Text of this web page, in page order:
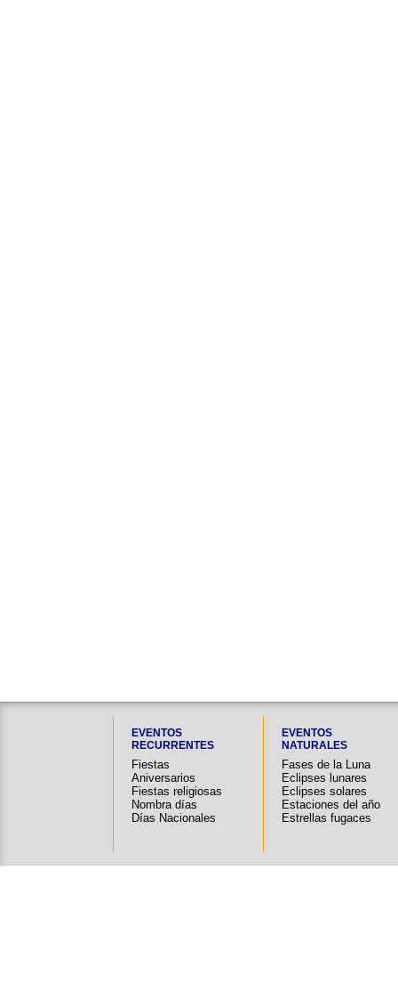
EVENTOS
RECURRENTES
Fiestas
Aniversarios
Fiestas religiosas
Nombra días
Días Nacionales
EVENTOS
NATURALES
Fases de la Luna
Eclipses lunares
Eclipses solares
Estaciones del año
Estrellas fugaces